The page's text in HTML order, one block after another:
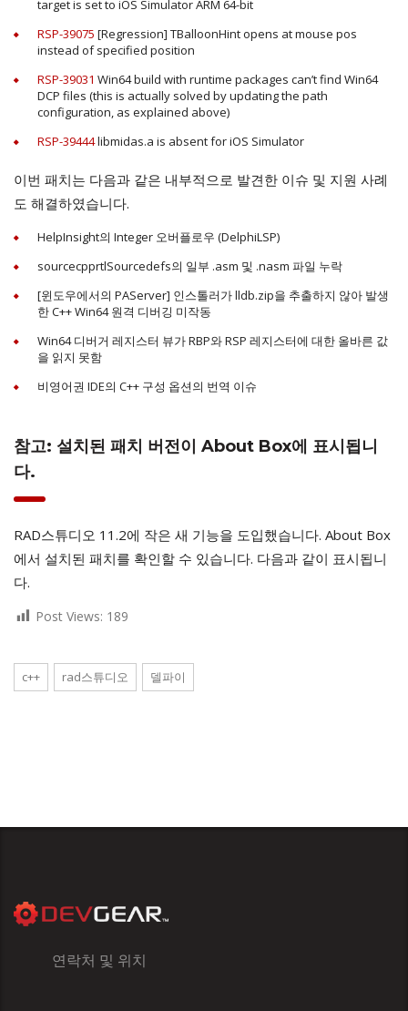
target is set to iOS Simulator ARM 64-bit
RSP-39075 [Regression] TBalloonHint opens at mouse pos
instead of specified position
RSP-39031 Win64 build with runtime packages can’t find Win64
DCP files (this is actually solved by updating the path
configuration, as explained above)
RSP-39444libmidas.a is absent for iOS Simulator
이번 패치는 다음과 같은 내부적으로 발견한 이슈 및 지원 사례
도 해결하였습니다.
HelpInsight의 Integer 오버플로우 (DelphiLSP)
sourcecpprtlSourcedefs의 일부 .asm 및 .nasm 파일 누락
[윈도우에서의 PAServer] 인스톨러가 lldb.zip을 추출하지 않아 발생
한 C++ Win64 원격 디버깅 미작동
Win64 디버거 레지스터 뷰가 RBP와 RSP 레지스터에 대한 올바른 값
을 읽지 못함
비영어권 IDE의 C++ 구성 옵션의 번역 이슈
참고: 설치된 패치 버전이 About Box에 표시됩니
다.
RAD스튜디오 11.2에 작은 새 기능을 도입했습니다. About Box
에서 설치된 패치를 확인할 수 있습니다. 다음과 같이 표시됩니
다.
Post Views: 189
c++ rad스튜디오 델파이
연락처 및 위치